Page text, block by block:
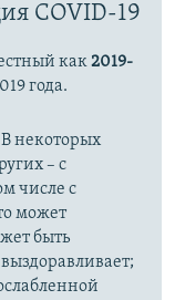
COVID-19
как2019-
года.
В некоторых
– с
числе с
может
быть